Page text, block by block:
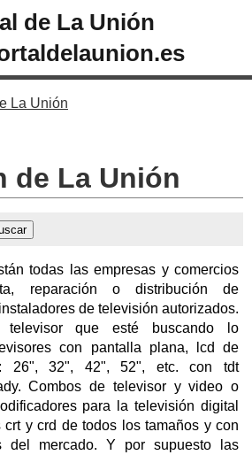
de La Unión
La Unión
de La Unión
todas las empresas y comercios
reparación o distribución de
de televisión autorizados.
que esté buscando lo
con pantalla plana, lcd de
26", 32", 42", 52", etc. con tdt
Combos de televisor y video o
para la televisión digital
crt y crd de todos los tamaños y con
del mercado. Y por supuesto las